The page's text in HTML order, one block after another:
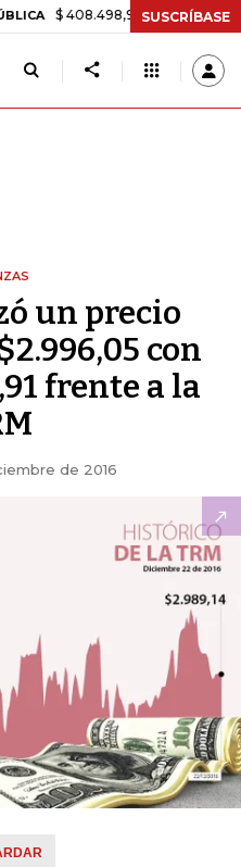
$ 408.498,97 +$ 8.753,81 +2,19%
SUSCRÍBASE
un precio
con
frente a la
de 2016